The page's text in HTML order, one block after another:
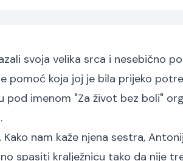
svoja velika srca i nesebično
pomoć koja joj je bila prijeko
pod imenom "Za život bez boli"
nam kaže njena sestra,
spasiti kralježnicu tako da nije